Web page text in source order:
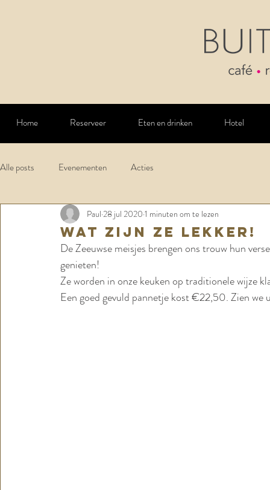
Home Reserveer Eten en drinken Hotel
Alle posts Evenementen Acties
Wat zijn ze lekker!
Paul 28 jul 2020 1 minuten om te lezen
De Zeeuwse meisjes brengen ons trouw hun
genieten!
Ze worden in onze keuken op traditionele wijze
Een goed gevuld pannetje kost €22,50. Zien we